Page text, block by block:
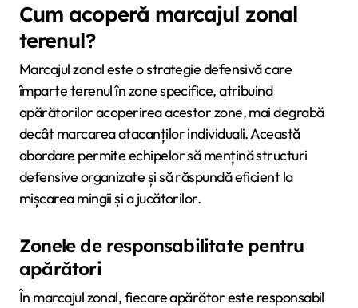
Cum acoperă marcajul zonal
terenul?
Marcajul zonal este o strategie defensivă care
împarte terenul în zone specifice, atribuind
apărătorilor acoperirea acestor zone, mai degrabă
decât marcarea atacanților individuali. Această
abordare permite echipelor să mențină structuri
defensive organizate și să răspundă eficient la
mișcarea mingii și a jucătorilor.
Zonele de responsabilitate pentru
apărători
În marcajul zonal, fiecare apărător este responsabil